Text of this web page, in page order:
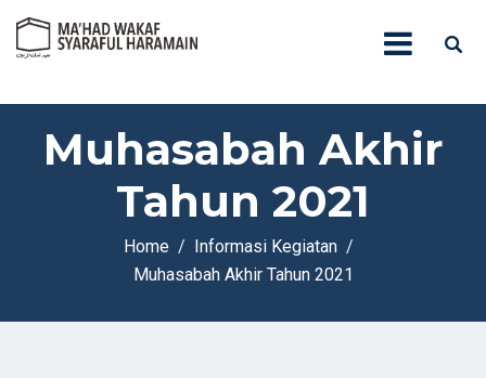
Muhasabah Akhir
Tahun 2021
Home
Informasi Kegiatan
Muhasabah Akhir Tahun 2021